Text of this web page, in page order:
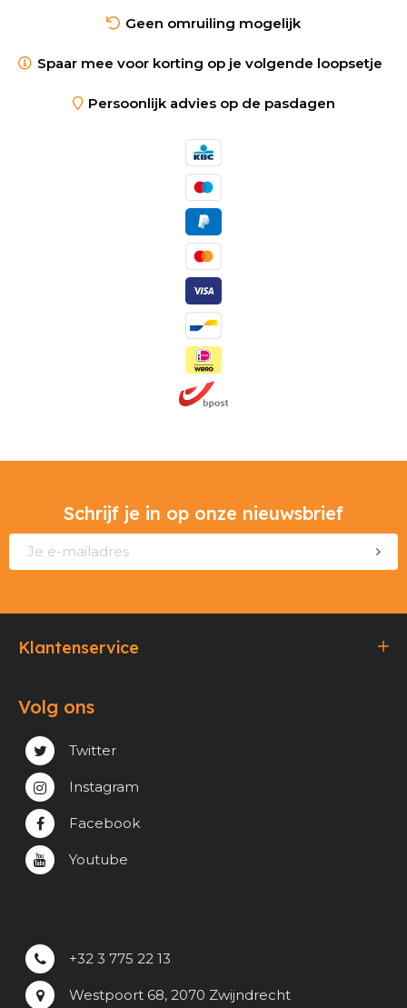
Geen omruiling mogelijk
Spaar mee voor korting op je volgende loopsetje
Persoonlijk advies op de pasdagen
Schrijf je in op onze nieuwsbrief
Klantenservice
Verzending & Afhaling
Privacy & cookie beleid
Volg ons
Twitter
Instagram
Facebook
Youtube
+32 3 775 22 13
Westpoort 68, 2070 Zwijndrecht